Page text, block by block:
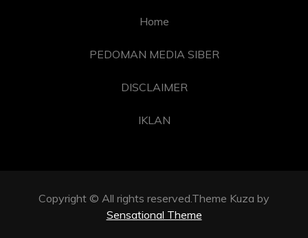
Home
PEDOMAN MEDIA SIBER
DISCLAIMER
IKLAN
Copyright © All rights reserved.Theme Kuza by
Sensational Theme